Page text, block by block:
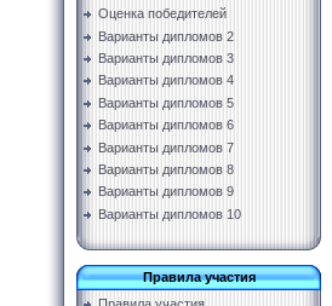
Оценка победителей
Варианты дипломов 2
Варианты дипломов 3
Варианты дипломов 4
Варианты дипломов 5
Варианты дипломов 6
Варианты дипломов 7
Варианты дипломов 8
Варианты дипломов 9
Варианты дипломов 10
Правила участия